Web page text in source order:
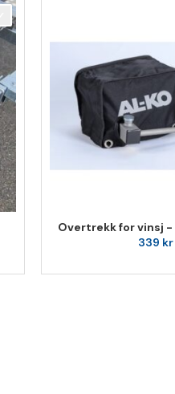
Overtrekk for vinsj -
339 kr